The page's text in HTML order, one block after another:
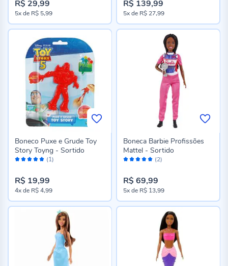
R$ 29,99
5xde R$ 5,99
R$ 139,99
5xde R$ 27,99
Avaliação: (1)
Boneco Puxe e Grude Toy
Story Toyng - Sortido
R$ 19,99
4xde R$ 4,99
Avaliação: (2)
Boneca Barbie Profissões
Mattel - Sortido
R$ 69,99
5xde R$ 13,99